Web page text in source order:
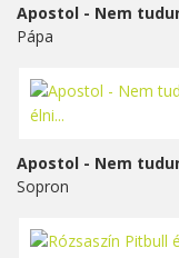
Pápa
Sopron